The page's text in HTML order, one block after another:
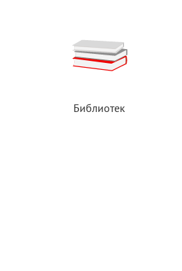
Библиотек